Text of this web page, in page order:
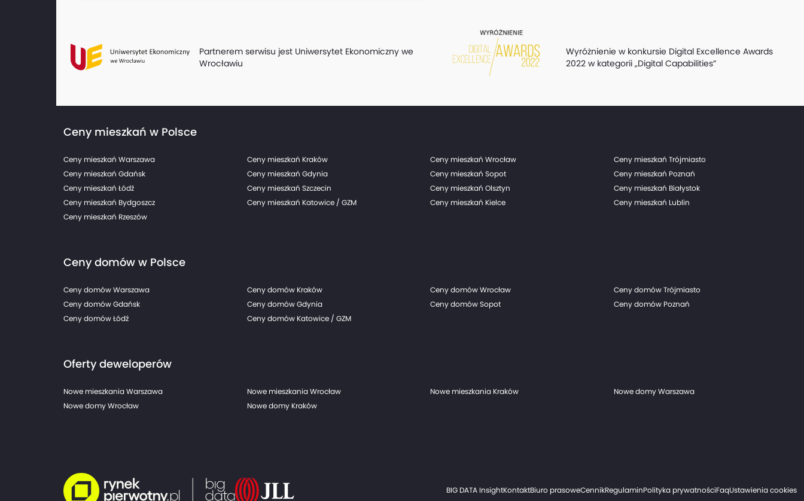
Partnerem serwisu jest Uniwersytet Ekonomiczny we
Wrocławiu
Wyróżnienie w konkursie Digital Excellence Awards
2022 w kategorii „Digital Capabilities”
Ceny mieszkań w Polsce
Ceny mieszkań Warszawa Ceny mieszkań Kraków Ceny mieszkań Wrocław
Ceny mieszkań Trójmiasto
Ceny mieszkań Gdańsk
Ceny mieszkań Gdynia Ceny mieszkań Sopot
Ceny mieszkań Poznań
Ceny mieszkań Łódź
Ceny mieszkań Szczecin Ceny mieszkań Olsztyn
Ceny mieszkań Białystok
Ceny mieszkań Bydgoszcz
Ceny mieszkań Katowice / GZM Ceny mieszkań Kielce
Ceny mieszkań Lublin
Ceny mieszkań Rzeszów
Ceny domów w Polsce
Ceny domów Warszawa Ceny domów Kraków Ceny domów Wrocław
Ceny domów Trójmiasto
Ceny domów Gdańsk
Ceny domów Gdynia Ceny domów Sopot
Ceny domów Poznań
Ceny domów Łódź
Ceny domów Katowice / GZM
Oferty deweloperów
Nowe mieszkania Warszawa Nowe mieszkania Wrocław Nowe mieszkania Kraków
Nowe domy Warszawa
Nowe domy Wrocław
Nowe domy Kraków
BIG DATA InsightKontaktBiuro prasoweCennikRegulaminPolityka prywatnościFaqUstawienia cookies